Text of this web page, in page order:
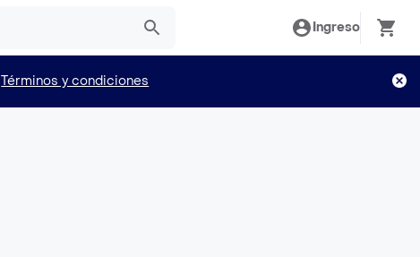
Ingreso
Términos y condiciones